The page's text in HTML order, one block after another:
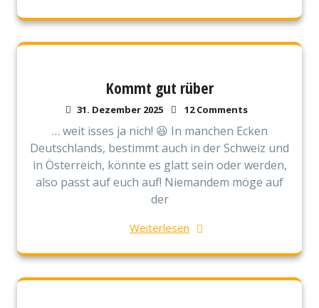
Kommt gut rüber
31. Dezember 2025 12 Comments
… weit isses ja nich! 😆 In manchen Ecken
Deutschlands, bestimmt auch in der Schweiz und
in Österreich, könnte es glatt sein oder werden,
also passt auf euch auf! Niemandem möge auf
der
Weiterlesen